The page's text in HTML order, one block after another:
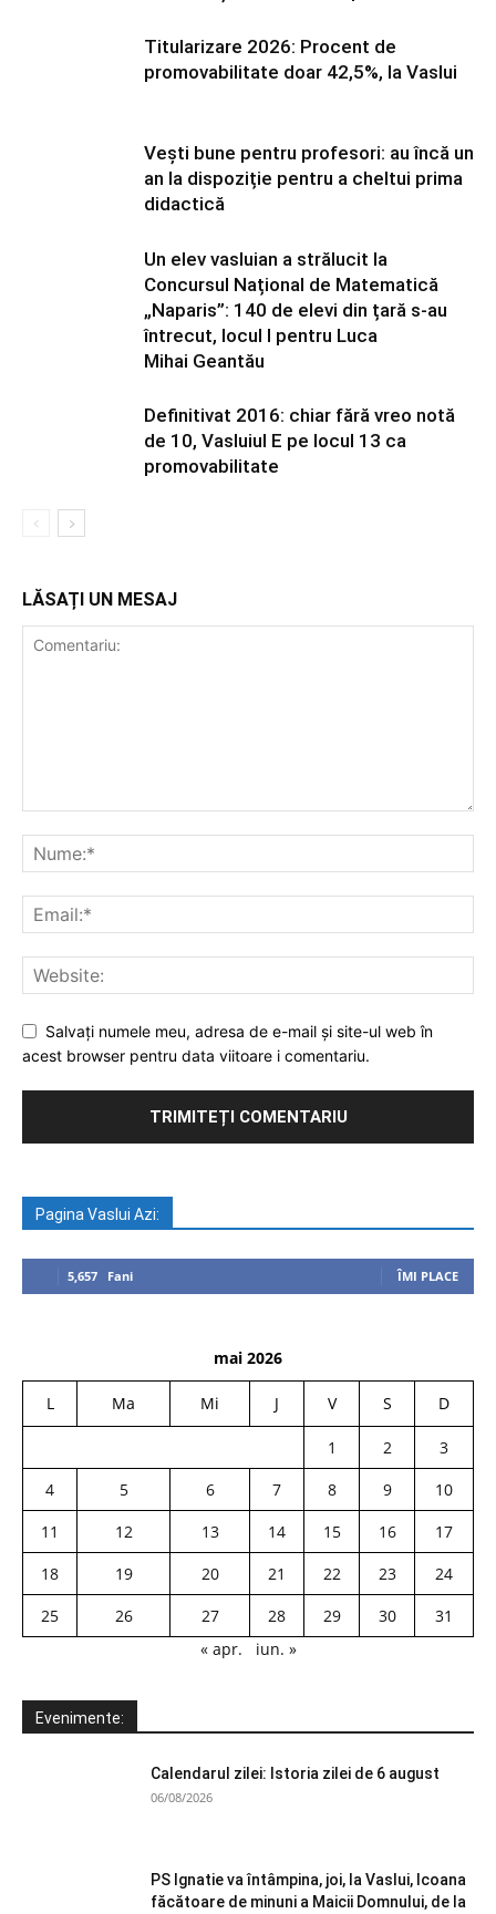
Titularizare 2026: Procent de
promovabilitate doar 42,5%, la Vaslui
Vești bune pentru profesori: au încă un
an la dispoziție pentru a cheltui prima
didactică
Un elev vasluian a strălucit la
Concursul Național de Matematică
„Naparis”: 140 de elevi din țară s-au
întrecut, locul I pentru Luca
Mihai Geantău
Definitivat 2016: chiar fără vreo notă
de 10, Vasluiul E pe locul 13 ca
promovabilitate
LĂSAȚI UN MESAJ
Salvați numele meu, adresa de e-mail și site-ul web în
acest browser pentru data viitoare i comentariu.
Pagina Vaslui Azi:
5,657 Fani ÎMI PLACE
mai 2026
L Ma Mi J V S D
1 2
3
4
5 6 7 8 9
10
11
12 13 14 15 16
17
18
19 20 21 22 23
24
25
26 27 28 29 30
31
« apr.
iun. »
Evenimente:
Calendarul zilei: Istoria zilei de 6 august
06/08/2026
PS Ignatie va întâmpina, joi, la Vaslui, Icoana
făcătoare de minuni a Maicii Domnului, de la